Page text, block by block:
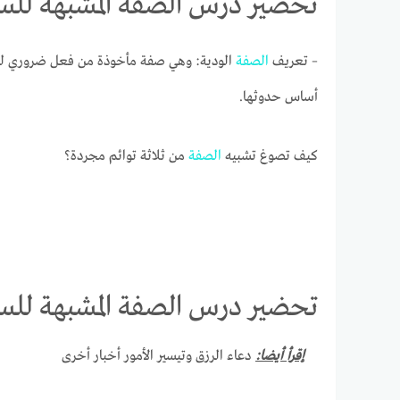
– تعريف الصفة الودية: وهي صفة مأخوذة من فعل ضروري
أساس حدوثها.
كيف تصوغ تشبيه الصفة من ثلاثة توائم مجردة؟
تحضير درس الصفة المشبهة
إقرأ أيضا: دعاء الرزق وتيسير الأمور أخبار أخرى